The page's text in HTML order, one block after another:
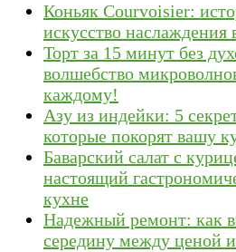
Коньяк Courvoisier:
искусство
Торт за 15 минут без
волшебство
каждому!
Азу из индейки: 5
которые покорят вашу
Баварский салат с
настоящий
кухне
Надежный ремонт: как
середину между ценой